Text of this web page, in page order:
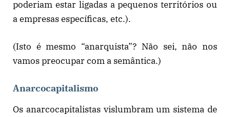
poderiam estar ligadas a pequenos territórios ou
a empresas específicas, etc.).
(Isto é mesmo “anarquista”? Não sei, não nos
vamos preocupar com a semântica.)
Anarcocapitalismo
Os anarcocapitalistas vislumbram um sistema de